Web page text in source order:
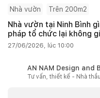
Nhà vườn Trên 200m2
Nhà vườn tại Ninh Bình
pháp tổ chức lại không
27/06/2026, lúc 10:00
AN NAM Design and
Tư vấn, thiết kế - Nhà thầu